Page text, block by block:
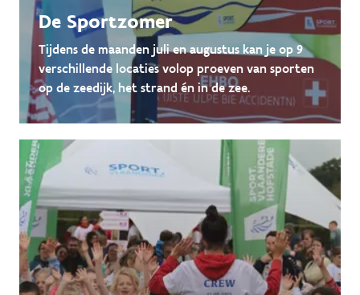
De Sportzomer
Tijdens de maanden juli en augustus kan je op 9
verschillende locaties volop proeven van sporten
op de zeedijk, het strand én in de zee.